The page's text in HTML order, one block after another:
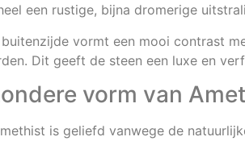
een rustige, bijna dromerige
vormt een mooi contrast
Dit geeft de steen een luxe en
vorm van
is geliefd vanwege de